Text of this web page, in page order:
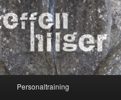
Personaltraining